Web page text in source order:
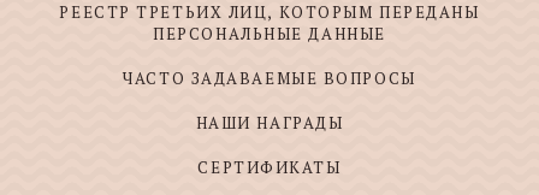
РЕЕСТР ТРЕТЬИХ ЛИЦ, КОТОРЫМ ПЕРЕДАНЫ
ПЕРСОНАЛЬНЫЕ ДАННЫЕ
ЧАСТО ЗАДАВАЕМЫЕ ВОПРОСЫ
НАШИ НАГРАДЫ
СЕРТИФИКАТЫ